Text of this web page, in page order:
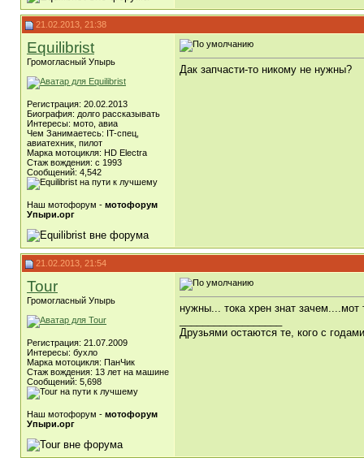
21.02.2013, 21:38
Equilibrist
Громогласный Упырь
Регистрация: 20.02.2013
Биография: долго рассказывать
Интересы: мото, авиа
Чем Занимаетесь: IT-спец,
авиатехник, пилот
Марка мотоцикля: HD Electra
Стаж вождения: c 1993
Сообщений: 4,542
Наш мотофорум - мотофорум
Упыри.орг
Дак запчасти-то никому не нужны?
21.02.2013, 21:54
Tour
Громогласный Упырь
Регистрация: 21.07.2009
Интересы: бухло
Марка мотоцикля: ПанЧик
Стаж вождения: 13 лет на машине
Сообщений: 5,698
Наш мотофорум - мотофорум
Упыри.орг
нужны... тока хрен знат
Друзьями остаются те, кого с